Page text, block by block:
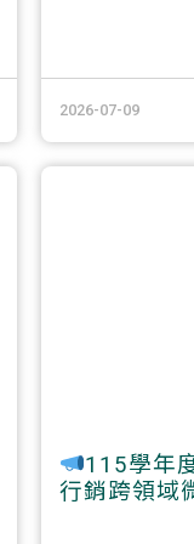
2026-07-09
115學年
行銷跨領域